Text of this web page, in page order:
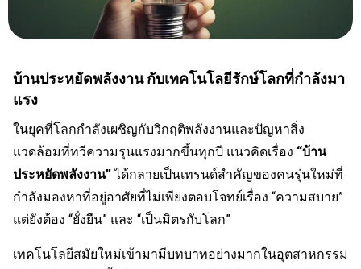
บ้านประหยัดพลังงาน กับเทคโนโลยีรักษ์โลกที่กำลังมา
แรง
ในยุคที่โลกกำลังเผชิญกับวิกฤติพลังงานและปัญหาสิ่ง
แวดล้อมที่ทวีความรุนแรงมากขึ้นทุกปี แนวคิดเรื่อง “บ้าน
ประหยัดพลังงาน”ได้กลายเป็นเทรนด์สำคัญของคนรุ่นใหม่ที่
กำลังมองหาที่อยู่อาศัยที่ไม่เพียงตอบโจทย์เรื่อง “ความสบาย”
แต่ยังต้อง “ยั่งยืน” และ “เป็นมิตรกับโลก”
เทคโนโลยีสมัยใหม่เข้ามามีบทบาทอย่างมากในอุตสาหกรรม